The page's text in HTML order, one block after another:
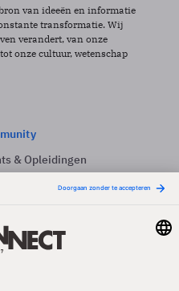
van ideeën en informatie
transformatie. Wij
verandert, van onze
onze cultuur, wetenschap
& Opleidingen